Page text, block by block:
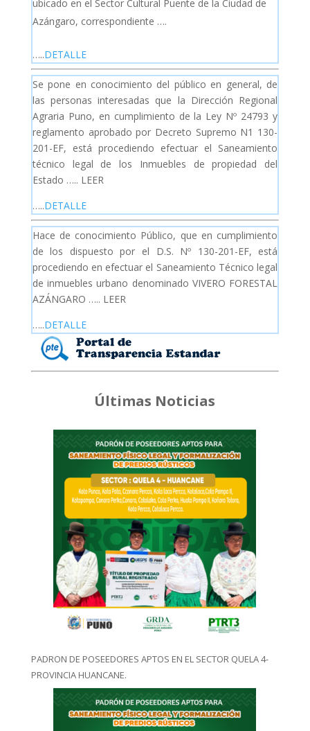
ubicado en el Sector Cultural Puente de la Ciudad de
Azángaro, correspondiente ….
…..DETALLE
Se pone en conocimiento del público en general, de
las personas interesadas que la Dirección Regional
Agraria Puno, en cumplimiento de la Ley Nº 24793 y
reglamento aprobado por Decreto Supremo N1 130-
201-EF, está procediendo efectuar el Saneamiento
técnico legal de los Inmuebles de propiedad del
Estado ….. LEER
…..DETALLE
Hace de conocimiento Público, que en cumplimiento
de los dispuesto por el D.S. Nº 130-201-EF, está
procediendo en efectuar el Saneamiento Técnico legal
de inmuebles urbano denominado VIVERO FORESTAL
AZÁNGARO ….. LEER
…..DETALLE
Últimas Noticias
PADRON DE POSEEDORES APTOS EN EL SECTOR QUELA 4-
PROVINCIA HUANCANE.